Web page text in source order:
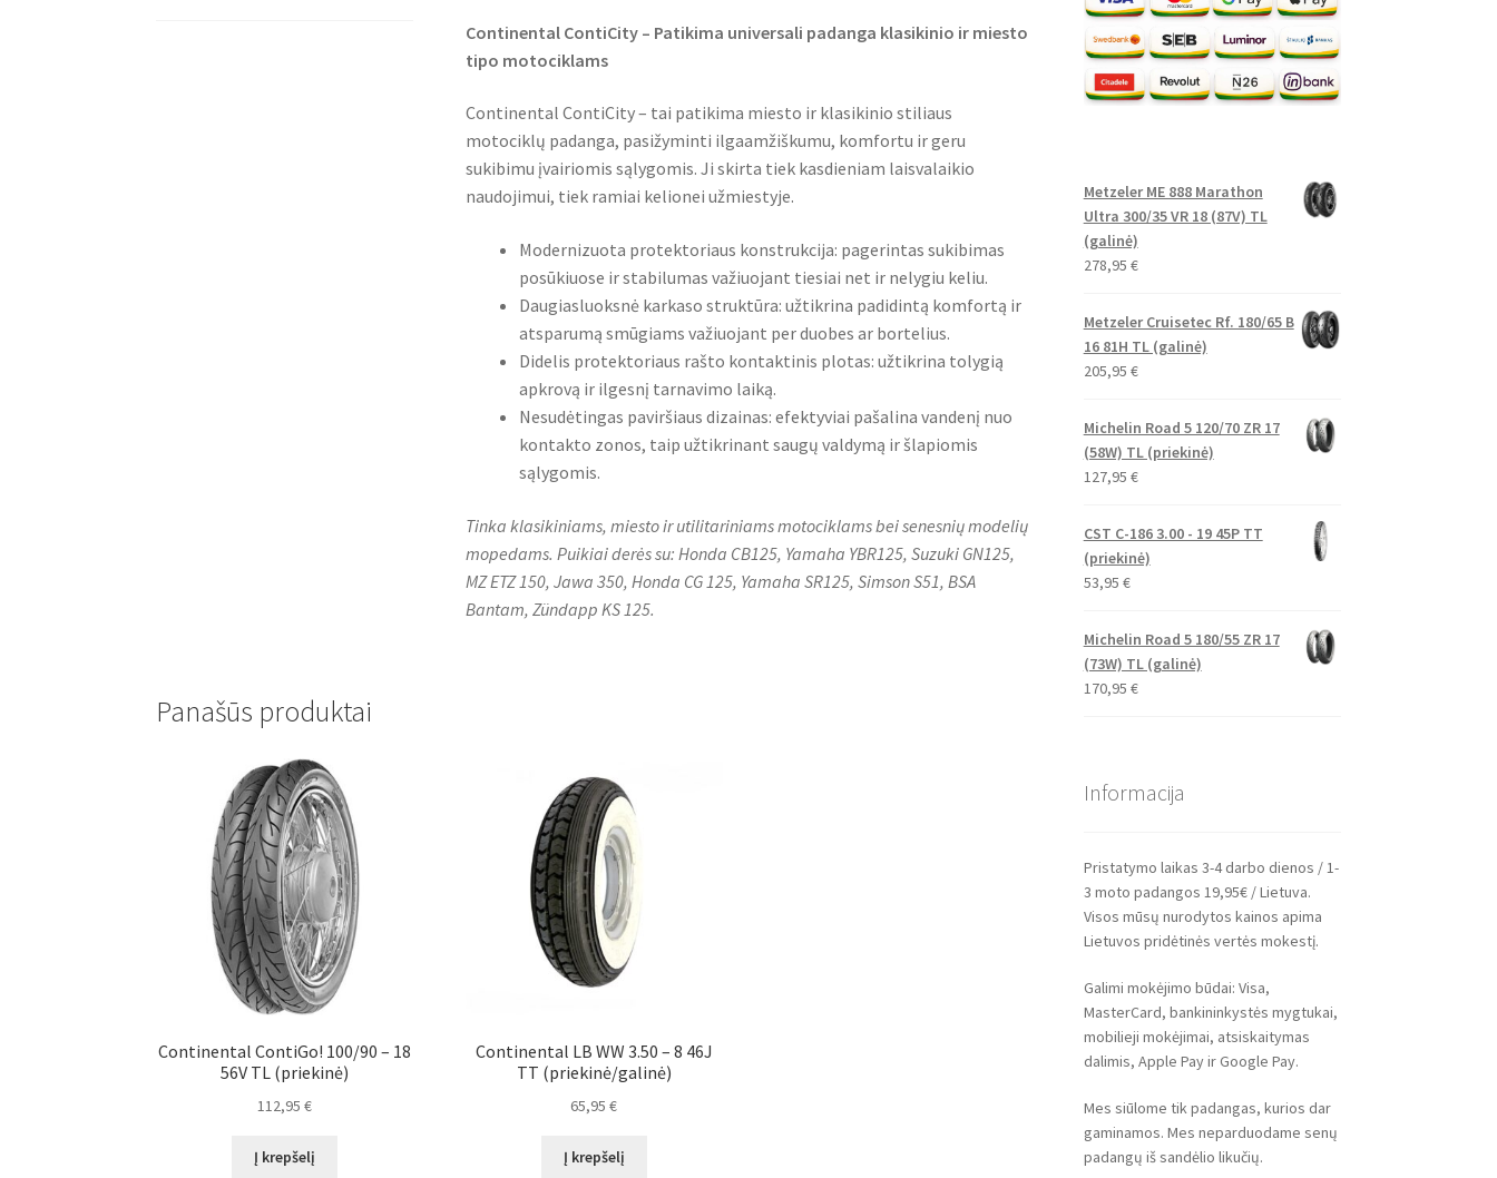
Continental ContiCity – Patikima universali padanga klasikinio ir miesto
tipo motociklams
Continental ContiCity – tai patikima miesto ir klasikinio stiliaus
motociklų padanga, pasižyminti ilgaamžiškumu, komfortu ir geru
sukibimu įvairiomis sąlygomis. Ji skirta tiek kasdieniam laisvalaikio
naudojimui, tiek ramiai kelionei užmiestyje.
Modernizuota protektoriaus konstrukcija: pagerintas sukibimas
posūkiuose ir stabilumas važiuojant tiesiai net ir nelygiu keliu.
Daugiasluoksnė karkaso struktūra: užtikrina padidintą komfortą ir
atsparumą smūgiams važiuojant per duobes ar bortelius.
Didelis protektoriaus rašto kontaktinis plotas: užtikrina tolygią
apkrovą ir ilgesnį tarnavimo laiką.
Nesudėtingas paviršiaus dizainas: efektyviai pašalina vandenį nuo
kontakto zonos, taip užtikrinant saugų valdymą ir šlapiomis
sąlygomis.
Tinka klasikiniams, miesto ir utilitariniams motociklams bei senesnių modelių
mopedams. Puikiai derės su: Honda CB125, Yamaha YBR125, Suzuki GN125,
MZ ETZ 150, Jawa 350, Honda CG 125, Yamaha SR125, Simson S51, BSA
Bantam, Zündapp KS 125.
Panašūs produktai
Continental ContiGo! 100/90 – 18
56V TL (priekinė)
112,95€
Į krepšelį
Continental LB WW 3.50 – 8 46J
TT (priekinė/galinė)
65,95€
Į krepšelį
Metzeler ME 888 Marathon
Ultra 300/35 VR 18 (87V) TL
(galinė)
278,95 €
Metzeler Cruisetec Rf. 180/65 B
16 81H TL (galinė)
205,95 €
Michelin Road 5 120/70 ZR 17
(58W) TL (priekinė)
127,95 €
CST C-186 3.00 - 19 45P TT
(priekinė)
53,95 €
Michelin Road 5 180/55 ZR 17
(73W) TL (galinė)
170,95 €
Informacija
Pristatymo laikas 3-4 darbo dienos / 1-
3 moto padangos 19,95€ / Lietuva.
Visos mūsų nurodytos kainos apima
Lietuvos pridėtinės vertės mokestį.
Galimi mokėjimo būdai: Visa,
MasterCard, bankininkystės mygtukai,
mobilieji mokėjimai, atsiskaitymas
dalimis, Apple Pay ir Google Pay.
Mes siūlome tik padangas, kurios dar
gaminamos. Mes neparduodame senų
padangų iš sandėlio likučių.